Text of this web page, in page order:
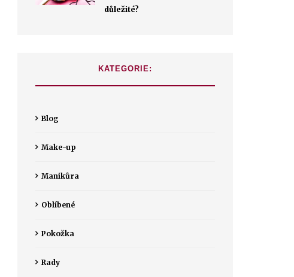
důležité?
KATEGORIE:
Blog
Make-up
Manikůra
Oblíbené
Pokožka
Rady